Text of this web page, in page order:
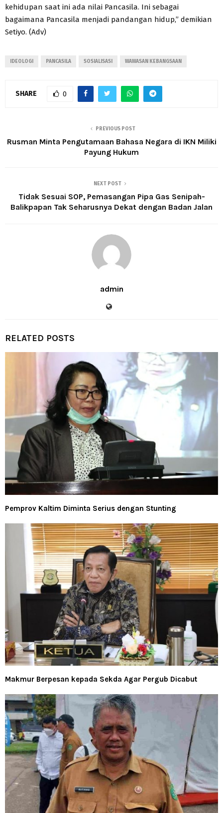
kehidupan saat ini ada nilai Pancasila. Ini sebagai
bagaimana Pancasila menjadi pandangan hidup,” demikian
Setiyo. (Adv)
IDEOLOGI PANCASILA SOSIALISASI WAWASAN KEBANGSAAN
SHARE 0
PREVIOUS POST
Rusman Minta Pengutamaan Bahasa Negara di IKN Miliki
Payung Hukum
NEXT POST
Tidak Sesuai SOP, Pemasangan Pipa Gas Senipah-
Balikpapan Tak Seharusnya Dekat dengan Badan Jalan
admin
RELATED POSTS
Pemprov Kaltim Diminta Serius dengan Stunting
Makmur Berpesan kepada Sekda Agar Pergub Dicabut